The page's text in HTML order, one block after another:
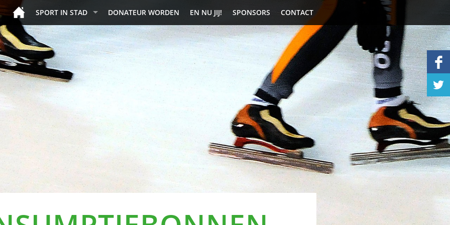
SPORT IN STAD DONATEUR WORDEN EN NU JIJ! SPONSORS CONTACT